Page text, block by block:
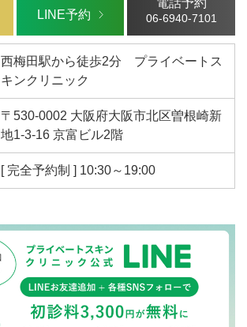
LINE予約 06-6940-7101
西梅田駅から徒歩2分 プライベートス
キンクリニック
〒530-0002 大阪府大阪市北区曽根崎新
地1-3-16 京富ビル2階
[ 完全予約制 ] 10:30～19:00